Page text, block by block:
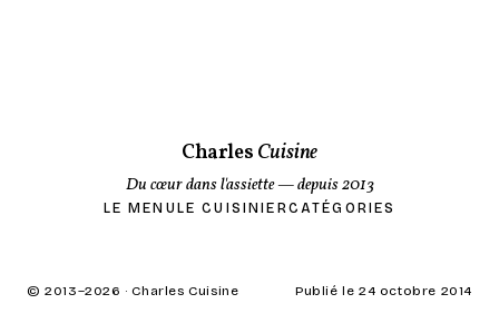
Charles Cuisine
Du cœur dans l'assiette— depuis 2013
LE MENU LE CUISINIERCATÉGORIES
© 2013–2026 · Charles Cuisine Publié le 24 octobre 2014